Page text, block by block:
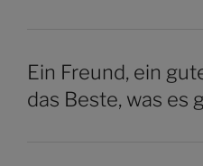
Ein Freund, ein
das Beste, was es